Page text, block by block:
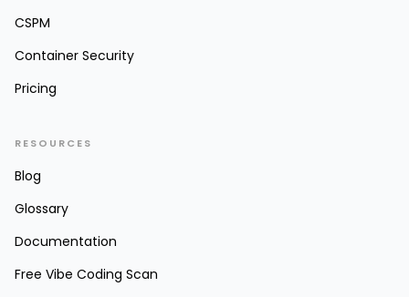
CSPM
Container Security
Pricing
RESOURCES
Blog
Glossary
Documentation
Free Vibe Coding Scan